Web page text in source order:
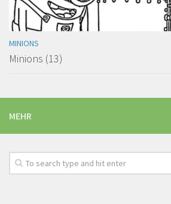
MINIONS
Minions (13)
MEHR